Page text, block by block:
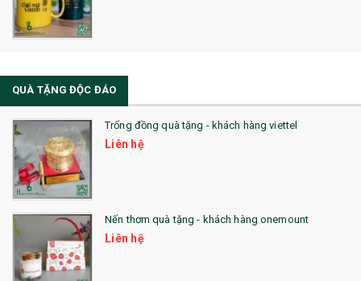
QUÀ TẶNG ĐỘC ĐÁO
Trống đồng quà tặng - khách hàng viettel
Liên hệ
Nến thơm quà tặng - khách hàng onemount
Liên hệ